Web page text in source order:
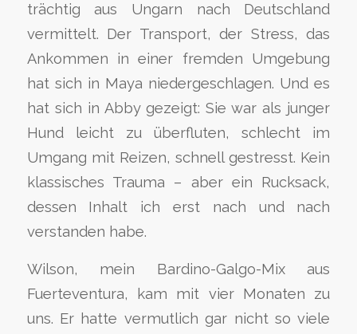
trächtig aus Ungarn nach Deutschland
vermittelt. Der Transport, der Stress, das
Ankommen in einer fremden Umgebung
hat sich in Maya niedergeschlagen. Und es
hat sich in Abby gezeigt: Sie war als junger
Hund leicht zu überfluten, schlecht im
Umgang mit Reizen, schnell gestresst. Kein
klassisches Trauma – aber ein Rucksack,
dessen Inhalt ich erst nach und nach
verstanden habe.
Wilson, mein Bardino-Galgo-Mix aus
Fuerteventura, kam mit vier Monaten zu
uns. Er hatte vermutlich gar nicht so viele